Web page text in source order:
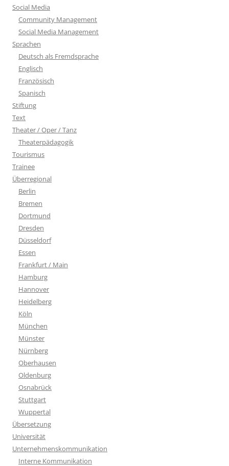
Social Media
Community Management
Social Media Management
Sprachen
Deutsch als Fremdsprache
Englisch
Französisch
Spanisch
Stiftung
Text
Theater / Oper / Tanz
Theaterpädagogik
Tourismus
Trainee
Überregional
Berlin
Bremen
Dortmund
Dresden
Düsseldorf
Essen
Frankfurt / Main
Hamburg
Hannover
Heidelberg
Köln
München
Münster
Nürnberg
Oberhausen
Oldenburg
Osnabrück
Stuttgart
Wuppertal
Übersetzung
Universität
Unternehmenskommunikation
Interne Kommunikation